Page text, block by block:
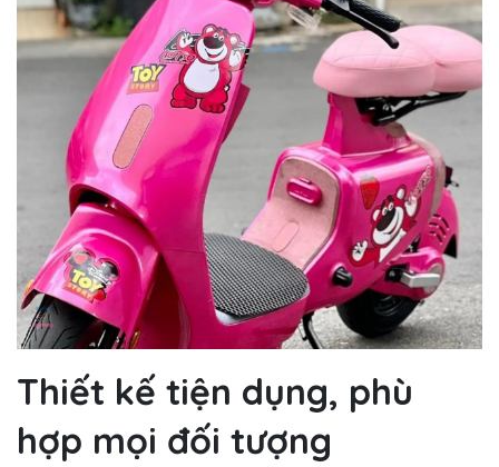
Thiết kế tiện dụng, phù
hợp mọi đối tượng